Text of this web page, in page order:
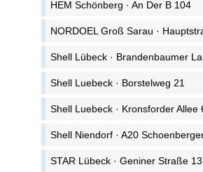
HEM Schönberg · An Der B 104
NORDOEL Groß Sarau ·
Shell Lübeck · Brandenbaumer
Shell Luebeck · Borstelweg 21
Shell Luebeck · Kronsforder Allee
Shell Niendorf · A20
STAR Lübeck · Geniner Straße